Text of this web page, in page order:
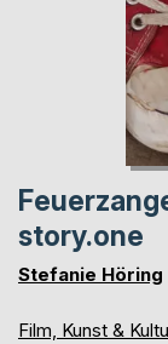
story.one
Stefanie Höring
Film, Kunst &